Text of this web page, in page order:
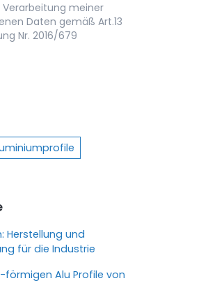
meiner
Daten gemäß Art.13
Nr. 2016/679
Herstellung und
für die Industrie
förmigen Alu Profile von